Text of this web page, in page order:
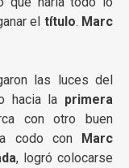
el título. Marc
las luces del
hacia la primera
con otro buen
codo con
Marc
, logró colocarse